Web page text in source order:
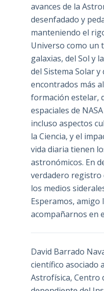
avances de la
desenfadado y
manteniendo el
Universo como un
galaxias, del Sol y
del Sistema Solar y
encontrados más
formación estelar,
espaciales de
incluso aspectos
la Ciencia, y el
vida diaria tienen
astronómicos. En
verdadero registro
los medios
Esperamos, amigo
acompañarnos en
David Barrado
científico asociado
Astrofísica, Centro